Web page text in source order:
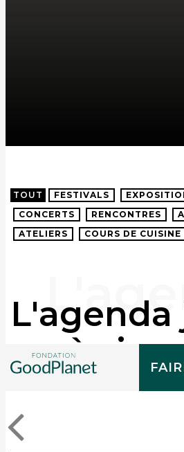
TOUT FESTIVALS
CONCERTS
RENCONTRES
ATELIERS
COURS DE CUISINE
L'agenda
après